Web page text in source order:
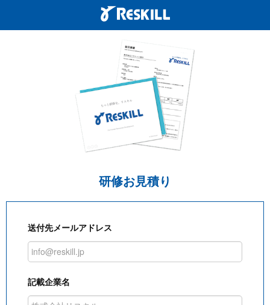
研修お見積り
送付先メールアドレス
記載企業名